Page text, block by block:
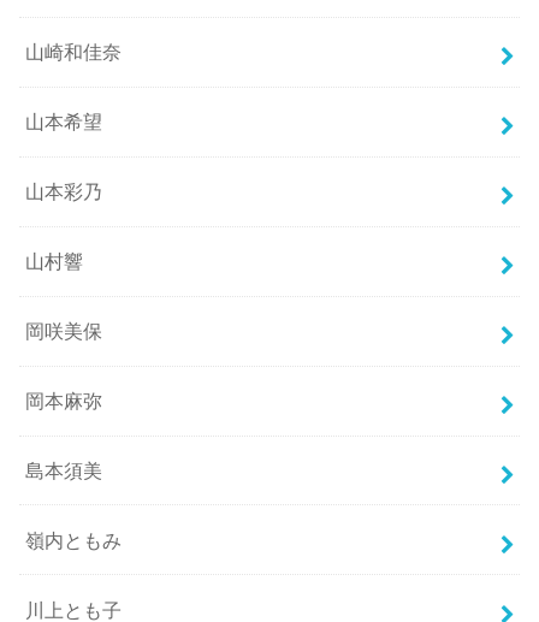
山崎和佳奈
山本希望
山本彩乃
山村響
岡咲美保
岡本麻弥
島本須美
嶺内ともみ
川上とも子